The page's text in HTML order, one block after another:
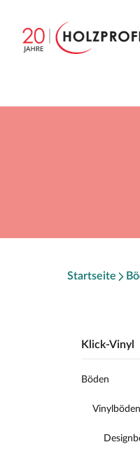
Startseite
Klick-Vinyl
Böden
Vinylböden